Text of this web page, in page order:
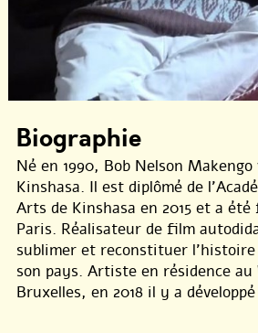
Biographie
Né en 1990, Bob Nelson
Kinshasa. Il est diplômé de
Arts de Kinshasa en 2015 et a été
Paris. Réalisateur de film
sublimer et reconstituer
son pays. Artiste en résidence au
Bruxelles, en 2018 il y a